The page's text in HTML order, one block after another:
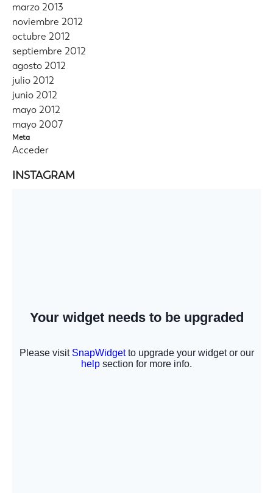
marzo 2013
noviembre 2012
octubre 2012
septiembre 2012
agosto 2012
julio 2012
junio 2012
mayo 2012
mayo 2007
Meta
Acceder
INSTAGRAM